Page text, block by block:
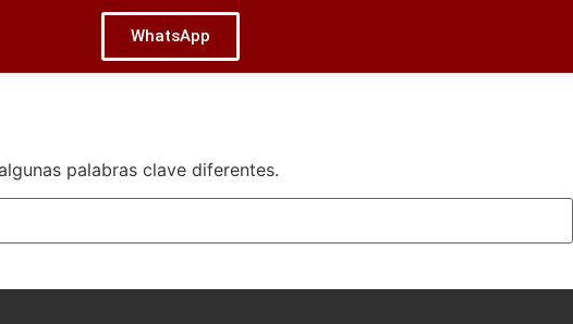
WhatsApp
palabras clave diferentes.